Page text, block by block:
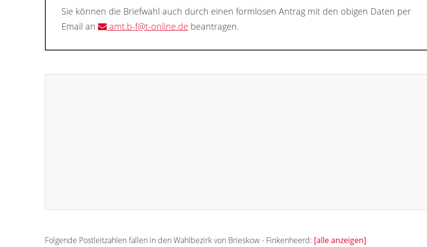
Sie können die Briefwahl auch durch einen formlosen Antrag mit den obigen Daten per
Email an
amt.b-f@t-online.de beantragen.
Folgende Postleitzahlen fallen in den Wahlbezirk von Brieskow - Finkenheerd: [alle anzeigen]